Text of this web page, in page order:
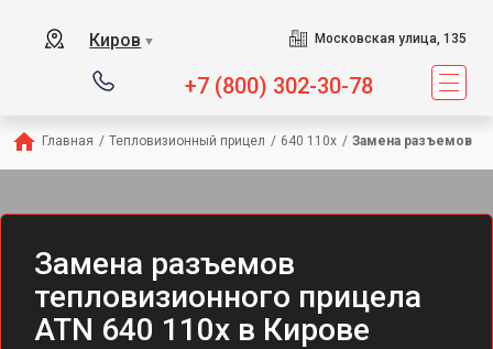
Киров ▼ Московская улица, 135
+7 (800) 302-30-78
Главная / Тепловизионный прицел / 640 110x / Замена разъемов
Замена разъемов
тепловизионного прицела
ATN 640 110x в Кирове